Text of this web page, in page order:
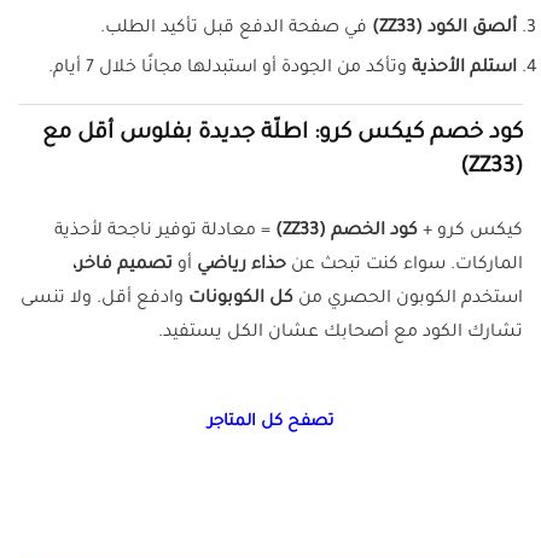
ألصق الكود (ZZ33) في صفحة الدفع قبل تأكيد الطلب.
استلم الأحذية وتأكد من الجودة أو استبدلها مجانًا خلال 7 أيام.
كود خصم كيكس كرو: اطلّة جديدة بفلوس أقل مع
(ZZ33)
كيكس كرو + كود الخصم (ZZ33)
= معادلة توفير ناجحة لأحذية
الماركات. سواء كنت تبحث عن حذاء رياضي أو تصميم فاخر،
استخدم الكوبون الحصري من كل الكوبونات وادفع أقل. ولا تنسى
تشارك الكود مع أصحابك عشان الكل يستفيد.
تصفح كل المتاجر